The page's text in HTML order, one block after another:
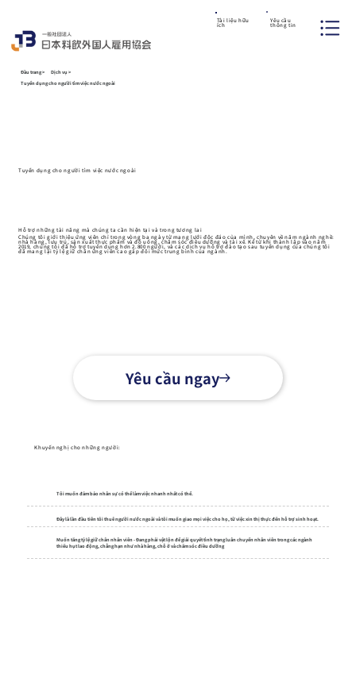
Tài liệu hữu
ích
Yêu cầu
thông tin
Đầu trang> Dịch vụ>
Tuyển dụng cho người tìm việc nước ngoài
Tuyển dụng cho người tìm việc nước ngoài
Hỗ trợ những tài năng mà chúng ta cần hiện tại và trong tương lai
Chúng tôi giới thiệu ứng viên chỉ trong vòng ba ngày từ mạng lưới độc đáo của mình, chuyên về năm ngành nghề:
nhà hàng, lưu trú, sản xuất thực phẩm và đồ uống, chăm sóc điều dưỡng và tài xế. Kể từ khi thành lập vào năm
2019, chúng tôi đã hỗ trợ tuyển dụng hơn 2.800 người, và các dịch vụ hỗ trợ đào tạo sau tuyển dụng của chúng tôi
đã mang lại tỷ lệ giữ chân ứng viên cao gấp đôi mức trung bình của ngành.
Yêu cầu ngay
Khuyến nghị cho những người:
Tôi muốn đảm bảo nhân sự có thể làm việc nhanh nhất có thể.
Đây là lần đầu tiên tôi thuê người nước ngoài và tôi muốn giao mọi việc cho họ, từ việc xin thị thực đến hỗ trợ sinh hoạt.
Muốn tăng tỷ lệ giữ chân nhân viên - Đang phải vật lộn để giải quyết tình trạng luân chuyển nhân viên trong các ngành
thiếu hụt lao động, chẳng hạn như nhà hàng, chỗ ở và chăm sóc điều dưỡng